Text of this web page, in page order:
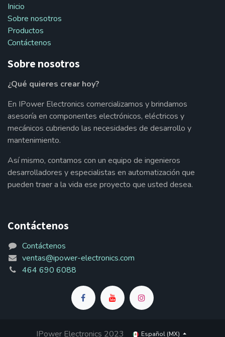
Inicio
Sobre nosotros
Productos
Contáctenos
Sobre nosotros
¿Qué quieres crear hoy?
En IPower Electronics comercializamos y brindamos
asesoría en componentes electrónicos, eléctricos y
mecánicos cubriendo las necesidades de desarrollo y
mantenimiento.
Así mismo, contamos con un equipo de ingenieros
desarrolladores y especialistas en automatización que
pueden traer a la vida ese proyecto que usted desea.
Contáctenos
Contáctenos
ventas@ipower-electronics.com
464 690 6088
IPower Electronics 2023 Español (MX)